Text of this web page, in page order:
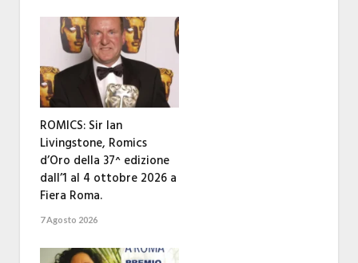
ROMICS: Sir Ian
Livingstone, Romics
d’Oro della 37^ edizione
dall’1 al 4 ottobre 2026 a
Fiera Roma.
7 Agosto 2026